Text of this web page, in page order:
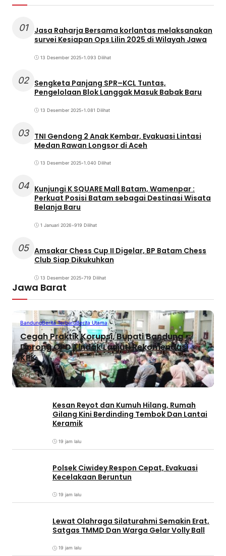
01
Jasa Raharja Bersama korlantas melaksanakan
survei Kesiapan Ops Lilin 2025 di Wilayah Jawa
13 Desember 2025•1.093 Dilihat
02 Sengketa Panjang SPR–KCL Tuntas,
Pengelolaan Blok Langgak Masuk Babak Baru
13 Desember 2025•1.081 Dilihat
03 TNI Gendong 2 Anak Kembar, Evakuasi Lintasi
Medan Rawan Longsor di Aceh
13 Desember 2025•1.040 Dilihat
04 Kunjungi K SQUARE Mall Batam, Wamenpar :
Perkuat Posisi Batam sebagai Destinasi Wisata
Belanja Baru
1 Januari 2026•919 Dilihat
05 Amsakar Chess Cup II Digelar, BP Batam Chess
Club Siap Dikukuhkan
13 Desember 2025•719 Dilihat
Jawa Barat
BandungBerita TerbaruBerita Utama
Cegah Praktik Korupsi, Bupati Bandung
Dorong OPD Tindak Lanjuti Rekomendasi
KPK
2 jam lalu
Kesan Reyot dan Kumuh Hilang, Rumah
Gilang Kini Berdinding Tembok Dan Lantai
Keramik
19 jam lalu
Polsek Ciwidey Respon Cepat, Evakuasi
Kecelakaan Beruntun
19 jam lalu
Lewat Olahraga Silaturahmi Semakin Erat,
Satgas TMMD Dan Warga Gelar Volly Ball
19 jam lalu